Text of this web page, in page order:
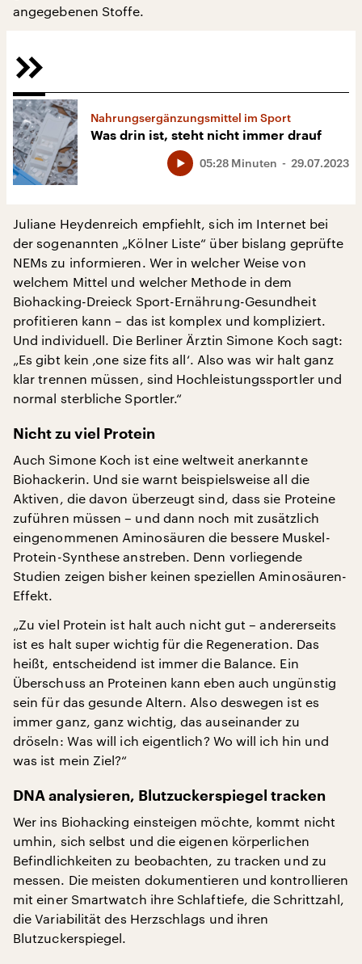
angegebenen Stoffe.
Nahrungsergänzungsmittel im Sport
Was drin ist, steht nicht immer drauf
29.07.2023
05:28 Minuten
Juliane Heydenreich empfiehlt, sich im Internet bei
der sogenannten „Kölner Liste“ über bislang geprüfte
NEMs zu informieren. Wer in welcher Weise von
welchem Mittel und welcher Methode in dem
Biohacking-Dreieck Sport-Ernährung-Gesundheit
profitieren kann – das ist komplex und kompliziert.
Und individuell. Die Berliner Ärztin Simone Koch sagt:
„Es gibt kein ‚one size fits all‘. Also was wir halt ganz
klar trennen müssen, sind Hochleistungssportler und
normal sterbliche Sportler.“
Nicht zu viel Protein
Auch Simone Koch ist eine weltweit anerkannte
Biohackerin. Und sie warnt beispielsweise all die
Aktiven, die davon überzeugt sind, dass sie Proteine
zuführen müssen – und dann noch mit zusätzlich
eingenommenen Aminosäuren die bessere Muskel-
Protein-Synthese anstreben. Denn vorliegende
Studien zeigen bisher keinen speziellen Aminosäuren-
Effekt.
„Zu viel Protein ist halt auch nicht gut – andererseits
ist es halt super wichtig für die Regeneration. Das
heißt, entscheidend ist immer die Balance. Ein
Überschuss an Proteinen kann eben auch ungünstig
sein für das gesunde Altern. Also deswegen ist es
immer ganz, ganz wichtig, das auseinander zu
dröseln: Was will ich eigentlich? Wo will ich hin und
was ist mein Ziel?“
DNA analysieren, Blutzuckerspiegel tracken
Wer ins Biohacking einsteigen möchte, kommt nicht
umhin, sich selbst und die eigenen körperlichen
Befindlichkeiten zu beobachten, zu tracken und zu
messen. Die meisten dokumentieren und kontrollieren
mit einer Smartwatch ihre Schlaftiefe, die Schrittzahl,
die Variabilität des Herzschlags und ihren
Blutzuckerspiegel.